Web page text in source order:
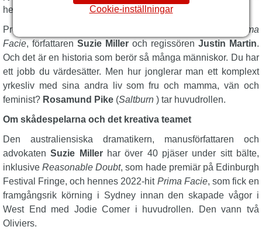
hett nytt drama man inte får missa.
Produktionen kommer från samma team bakom Millers
Prima
Facie, författaren Suzie Miller och regissören Justin Martin.
Och det är en historia som berör så många människor. Du har
ett jobb du värdesätter. Men hur jonglerar man ett komplext
yrkesliv med sina andra liv som fru och mamma, vän och
feminist? Rosamund Pike (Saltburn ) tar huvudrollen.
Om skådespelarna och det kreativa teamet
Den australiensiska dramatikern, manusförfattaren och
advokatenSuzie Millerhar över 40 pjäser under sitt bälte,
inklusiveReasonable Doubt, som hade premiär på Edinburgh
Festival Fringe, och hennes 2022-hit Prima Facie, som fick en
framgångsrik körning i Sydney innan den skapade vågor i
West End med Jodie Comer i huvudrollen. Den vann två
Oliviers.
Cookie-inställningar